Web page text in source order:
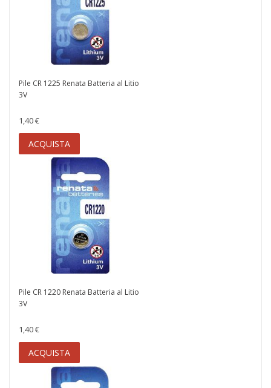
Pile CR 1225 Renata Batteria al Litio
3V
1,40 €
ACQUISTA
Pile CR 1220 Renata Batteria al Litio
3V
1,40 €
ACQUISTA